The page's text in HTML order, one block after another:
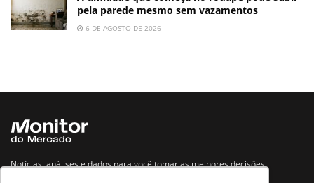
pela parede mesmo sem vazamentos
6 DE AGOSTO DE 2026
Notícias, análises e dados para você tomar as melhores decisões.